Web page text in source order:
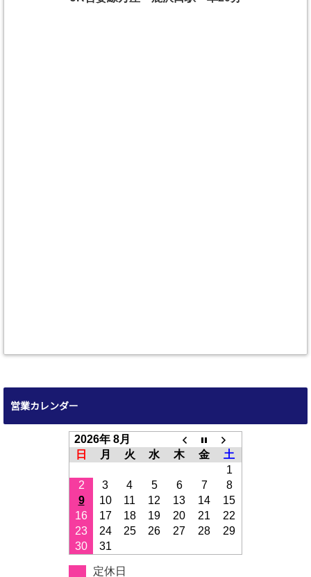
営業カレンダー
2026年 8月
日
月 火 水 木 金
土
1
2
3 4 5 6 7
8
9
10 11 12 13 14
15
16
17 18 19 20 21
22
23
24 25 26 27 28
29
30
31
定休日